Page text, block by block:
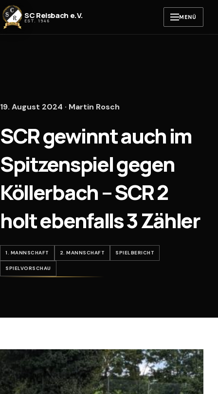
Zum Inhalt springen
SC Reisbach e.V.
EST. 1946 MENÜ
19. August 2024 · Martin Rosch
SCR gewinnt auch im
Spitzenspiel gegen
Köllerbach – SCR 2
holt ebenfalls 3 Zähler
1. MANNSCHAFT 2. MANNSCHAFT SPIELBERICHT
SPIELVORSCHAU